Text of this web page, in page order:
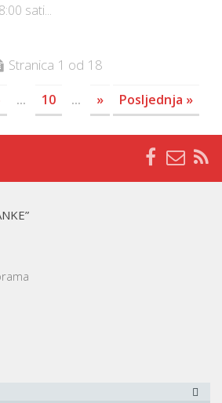
sati...
Stranica 1 od 18
... 10 ... » Posljednja »